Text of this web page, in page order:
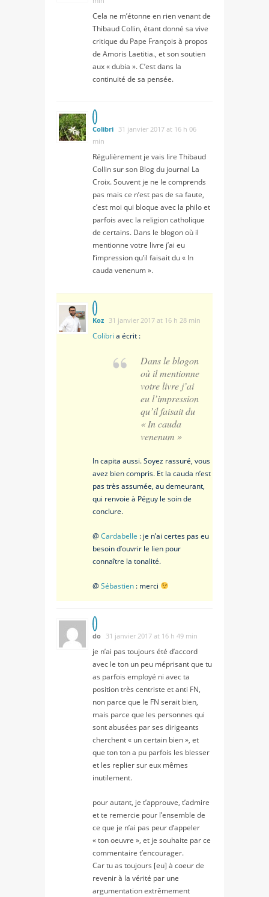
Cela ne m’étonne en rien venant de
Thibaud Collin, étant donné sa vive
critique du Pape François à propos
de Amoris Laetitia., et son soutien
aux « dubia ». C’est dans la
continuité de sa pensée.
Colibri 31 janvier 2017 at 16 h 06
min
Régulièrement je vais lire Thibaud
Collin sur son Blog du journal La
Croix. Souvent je ne le comprends
pas mais ce n’est pas de sa faute,
c’est moi qui bloque avec la philo et
parfois avec la religion catholique
de certains. Dans le blogon où il
mentionne votre livre j’ai eu
l’impression qu’il faisait du « In
cauda venenum ».
Koz 31 janvier 2017 at 16 h 28 min
Colibri a écrit :
Dans le blogon
où il mentionne
votre livre j’ai
eu l’impression
qu’il faisait du
« In cauda
venenum »
In capita aussi. Soyez rassuré, vous
avez bien compris. Et la cauda n’est
pas très assumée, au demeurant,
qui renvoie à Péguy le soin de
conclure.
@ Cardabelle : je n’ai certes pas eu
besoin d’ouvrir le lien pour
connaître la tonalité.
@ Sébastien : merci
do 31 janvier 2017 at 16 h 49 min
je n’ai pas toujours été d’accord
avec le ton un peu méprisant que tu
as parfois employé ni avec ta
position très centriste et anti FN,
non parce que le FN serait bien,
mais parce que les personnes qui
sont abusées par ses dirigeants
cherchent « un certain bien », et
que ton ton a pu parfois les blesser
et les replier sur eux mêmes
inutilement.
pour autant, je t’approuve, t’admire
et te remercie pour l’ensemble de
ce que je n’ai pas peur d’appeler
« ton oeuvre », et je souhaite par ce
commentaire t’encourager.
Car tu as toujours [eu] à coeur de
revenir à la vérité par une
argumentation extrêmement